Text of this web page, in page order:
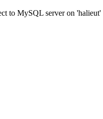
to MySQL server on 'halieut'